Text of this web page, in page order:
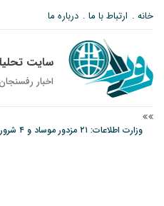
خانه ارتباط با ما درباره ما
سایت
اخبار
وزارت اطلاعات: ۲۱ مزدور موساد و ۴ شرور مسلح در کرمان بازداشت شدند
دادستان رفسنجان: رفع مشکلات ایستگاه